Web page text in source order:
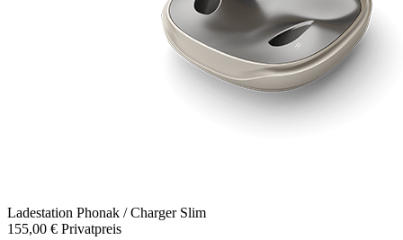
Ladestation Phonak / Charger Slim
155,00 € Privatpreis